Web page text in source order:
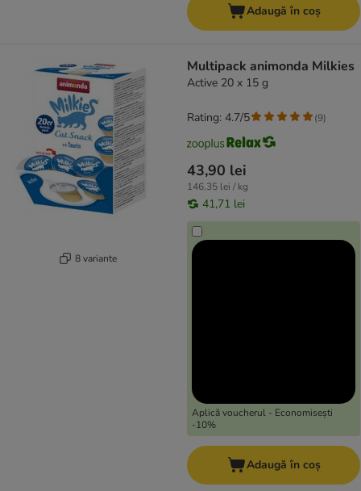
Adaugă în coș
8 variante
Multipack animonda Milkies
Active 20 x 15 g
43,90 lei
146,35 lei / kg
41,71 lei
Aplică voucherul - Economisești
-10%
Rating: 4.7/5 (9)
Adaugă în coș